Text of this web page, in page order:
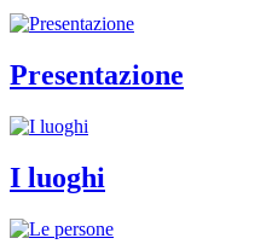
Presentazione
I luoghi